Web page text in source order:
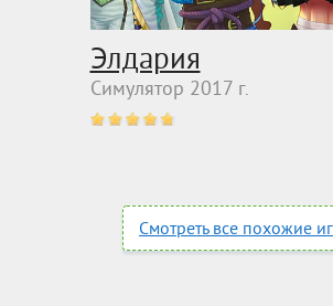
Элдария
Симулятор 2017 г.
Смотреть все похожие